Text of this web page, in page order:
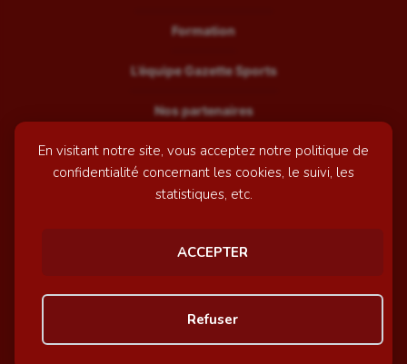
En visitant notre site, vous acceptez notre politique de
confidentialité concernant les cookies, le suivi, les
statistiques, etc.
ACCEPTER
Refuser
Formation
L’équipe Gazette Sports
Nos partenaires
Recrutement
Mentions légales
© GazetteSports - 2026 | Site internet réalisé par
Awelty